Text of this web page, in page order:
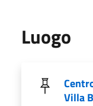
Luogo
Villa